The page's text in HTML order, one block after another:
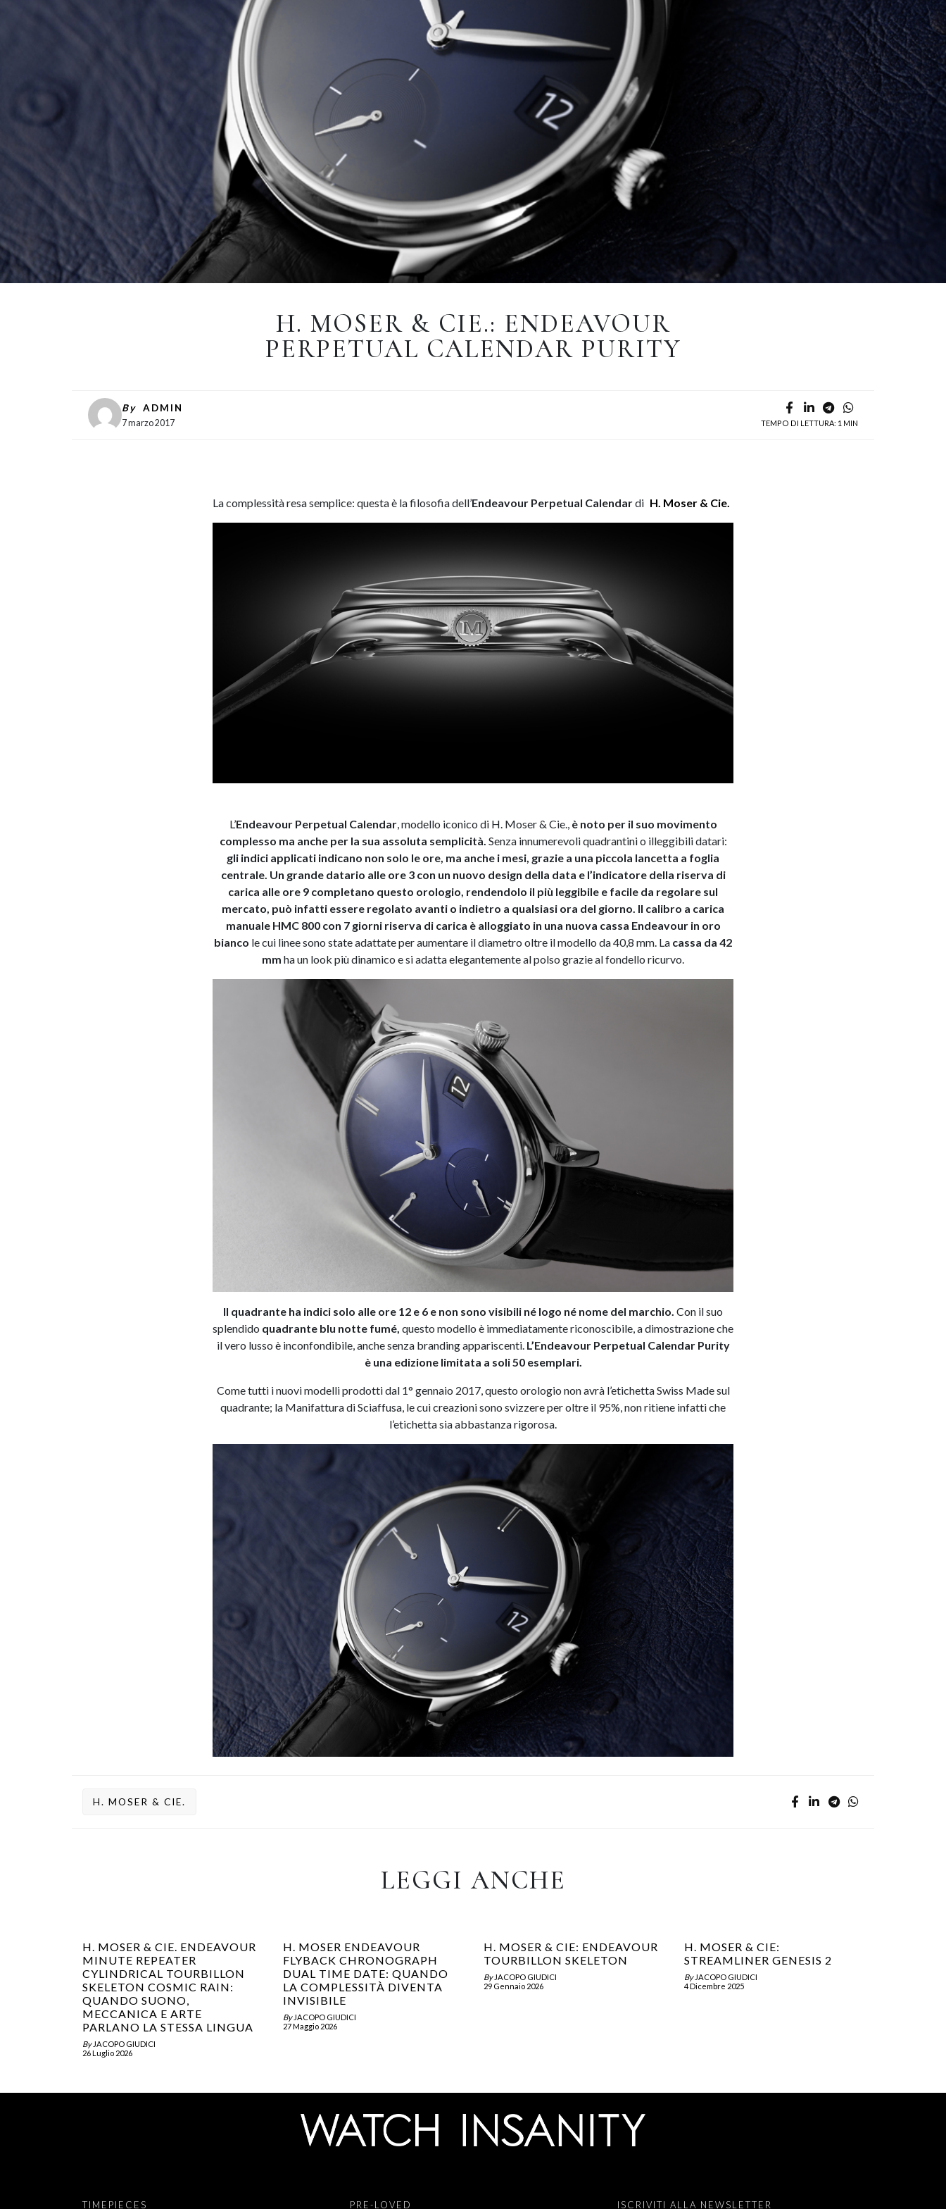
H. MOSER & CIE.: ENDEAVOUR
PERPETUAL CALENDAR PURITY
By ADMIN
7 marzo 2017 TEMPO DI LETTURA: 1 MIN
La complessità resa semplice: questa è la filosofia dell’Endeavour Perpetual Calendardi H. Moser & Cie.
L’Endeavour Perpetual Calendar, modello iconico di H. Moser & Cie., è noto per il suo movimento
complesso ma anche per la sua assoluta semplicità. Senza innumerevoli quadrantini o illeggibili datari:
gli indici applicati indicano non solo le ore, ma anche i mesi, grazie a una piccola lancetta a foglia
centrale. Un grande datario alle ore 3 con un nuovo design della data e l’indicatore della riserva di
carica alle ore 9 completano questo orologio, rendendolo il più leggibile e facile da regolare sul
mercato, può infatti essere regolato avanti o indietro a qualsiasi ora del giorno. Il calibro a carica
manuale HMC 800 con 7 giorni riserva di carica è alloggiato in una nuova cassa Endeavour in oro
bianco le cui linee sono state adattate per aumentare il diametro oltre il modello da 40,8 mm. La cassa da 42
mm ha un look più dinamico e si adatta elegantemente al polso grazie al fondello ricurvo.
Il quadrante ha indici solo alle ore 12 e 6 e non sono visibili né logo né nome del marchio. Con il suo
splendido quadrante blu notte fumé, questo modello è immediatamente riconoscibile, a dimostrazione che
il vero lusso è inconfondibile, anche senza branding appariscenti. L’Endeavour Perpetual Calendar Purity
è una edizione limitata a soli 50 esemplari.
Come tutti i nuovi modelli prodotti dal 1° gennaio 2017, questo orologio non avrà l’etichetta Swiss Made sul
quadrante; la Manifattura di Sciaffusa, le cui creazioni sono svizzere per oltre il 95%, non ritiene infatti che
l’etichetta sia abbastanza rigorosa.
H. MOSER & CIE.
LEGGI ANCHE
H. MOSER & CIE. ENDEAVOUR
MINUTE REPEATER
CYLINDRICAL TOURBILLON
SKELETON COSMIC RAIN:
QUANDO SUONO,
MECCANICA E ARTE
PARLANO LA STESSA LINGUA
By JACOPO GIUDICI
26 Luglio 2026
H. MOSER ENDEAVOUR
FLYBACK CHRONOGRAPH
DUAL TIME DATE: QUANDO
LA COMPLESSITÀ DIVENTA
INVISIBILE
By JACOPO GIUDICI
27 Maggio 2026
H. MOSER & CIE: ENDEAVOUR
TOURBILLON SKELETON
By JACOPO GIUDICI
29 Gennaio 2026
H. MOSER & CIE:
STREAMLINER GENESIS 2
By JACOPO GIUDICI
4 Dicembre 2025
TIMEPIECES PRE-LOVED ISCRIVITI ALLA NEWSLETTER